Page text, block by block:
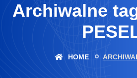
Archiwalne
HOME